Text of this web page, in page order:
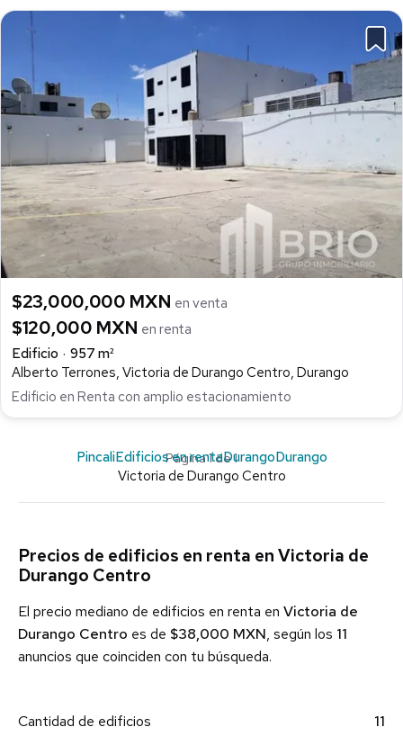
$23,000,000 MXN en venta
$120,000 MXN en renta
Edificio
957 m²
Alberto Terrones, Victoria de Durango Centro, Durango
Edificio en Renta con amplio estacionamiento
Página 1 de 1
PincaliEdificios en rentaDurangoDurango
Victoria de Durango Centro
Precios de edificios en renta en Victoria de
Durango Centro
El precio mediano de edificios en renta en Victoria de
Durango Centro es de $38,000 MXN, según los 11
anuncios que coinciden con tu búsqueda.
Cantidad de edificios 11